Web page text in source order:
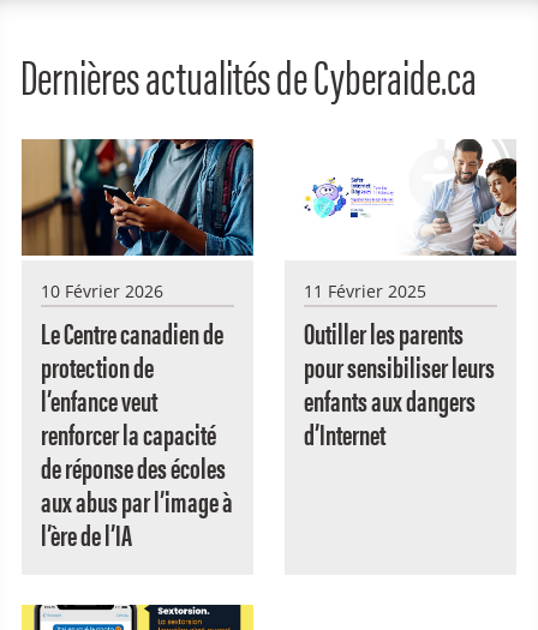
Dernières actualités de Cyberaide.ca
10 Février 2026
Le Centre canadien de
protection de
l’enfance veut
renforcer la capacité
de réponse des écoles
aux abus par l’image à
l’ère de l’IA
11 Février 2025
Outiller les parents
pour sensibiliser leurs
enfants aux dangers
d’Internet